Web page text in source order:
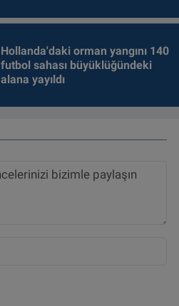
Hollanda'daki orman yangını 140
futbol sahası büyüklüğündeki
alana yayıldı